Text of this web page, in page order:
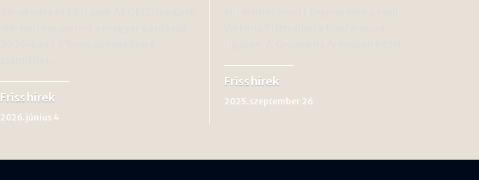
Friss hírek
2026. június 4
Friss hírek
2025. szeptember 26